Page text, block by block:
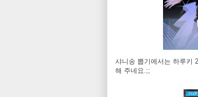
샤니송 뽑기에서는 하루키
해 주네요.;;